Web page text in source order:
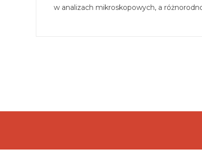
w analizach mikroskopowych, a